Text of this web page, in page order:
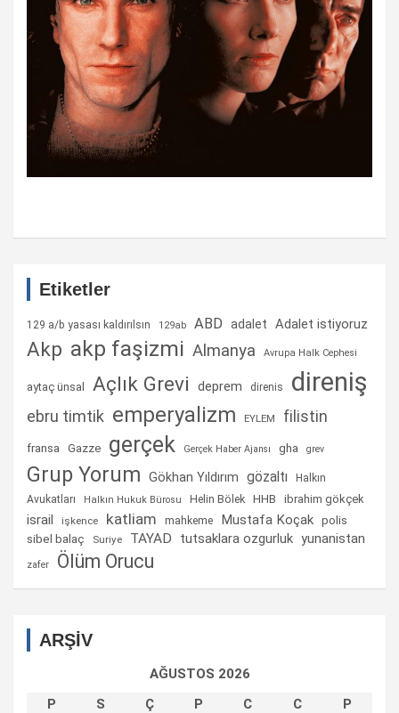
Etiketler
129 a/b yasası kaldırılsın 129ab ABD adalet Adalet istiyoruz
Akp akp faşizmi Almanya Avrupa Halk Cephesi
aytaç ünsal Açlık Grevi deprem direnis direniş
ebru timtik emperyalizm EYLEM filistin
fransa Gazze gerçek Gerçek Haber Ajansı gha grev
Grup Yorum Gökhan Yıldırım gözaltı
Halkın
Avukatları
Halkın Hukuk Bürosu Helin Bölek HHB ibrahim gökçek
israil işkence katliam mahkeme Mustafa Koçak polis
sibel balaç Suriye TAYAD tutsaklara ozgurluk yunanistan
zafer Ölüm Orucu
ARŞİV
AĞUSTOS 2026
P
S Ç P C C
P